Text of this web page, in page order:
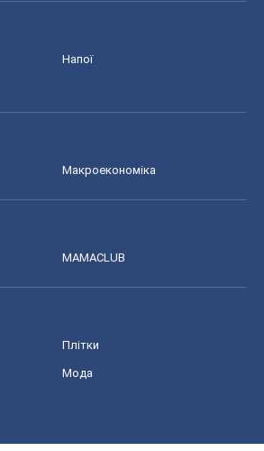
Напої
Макроекономіка
MAMACLUB
Плітки
Мода